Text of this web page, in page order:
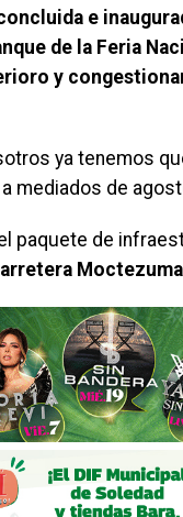
e
de la Feria
y
ya tenemos
mediados de
paquete de